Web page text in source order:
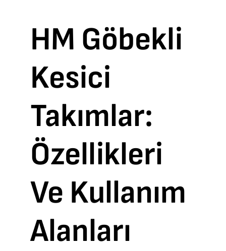
HM Göbekli
Kesici
Takımlar:
Özellikleri
Ve Kullanım
Alanları